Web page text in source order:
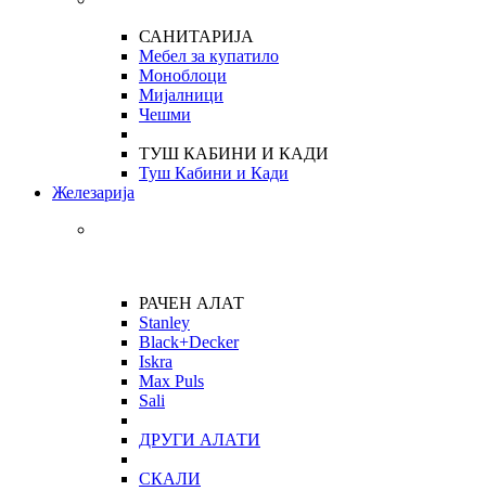
САНИТАРИЈА
Мебел за купатило
Моноблоци
Мијалници
Чешми
ТУШ КАБИНИ И КАДИ
Туш Кабини и Кади
Железарија
РАЧЕН АЛАТ
Stanley
Black+Decker
Iskra
Max Puls
Sali
ДРУГИ АЛАТИ
СКАЛИ